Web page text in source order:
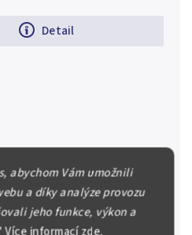
abychom Vám umožnili
a díky analýze provozu
jeho funkce, výkon a
Detail